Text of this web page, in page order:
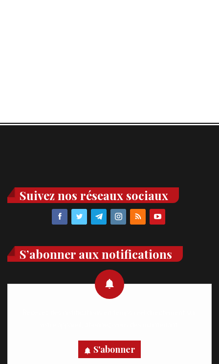
Suivez nos réseaux sociaux
S’abonner aux notifications
S'abonner